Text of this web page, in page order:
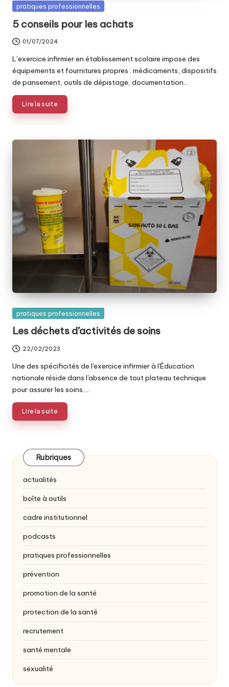
Posted
pratiques professionnelles
5 conseils pour les achats
01/07/2024
L’exercice infirmier en établissement scolaire impose des
équipements et fournitures propres : médicaments, dispositifs
de pansement, outils de dépistage, documentation…
Lire la suite
Posted
pratiques professionnelles
Les déchets d’activités de soins
22/02/2023
Une des spécificités de l'exercice infirmier à l'Éducation
nationale réside dans l'absence de tout plateau technique
pour assurer les soins.…
Lire la suite
Rubriques
actualités
boîte à outils
cadre institutionnel
podcasts
pratiques professionnelles
prévention
promotion de la santé
protection de la santé
recrutement
santé mentale
sexualité